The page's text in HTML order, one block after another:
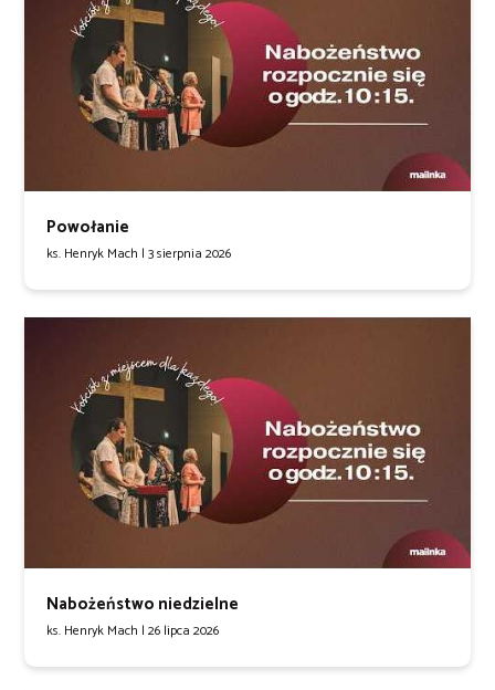
Powołanie
ks. Henryk Mach | 3 sierpnia 2026
Nabożeństwo niedzielne
ks. Henryk Mach | 26 lipca 2026